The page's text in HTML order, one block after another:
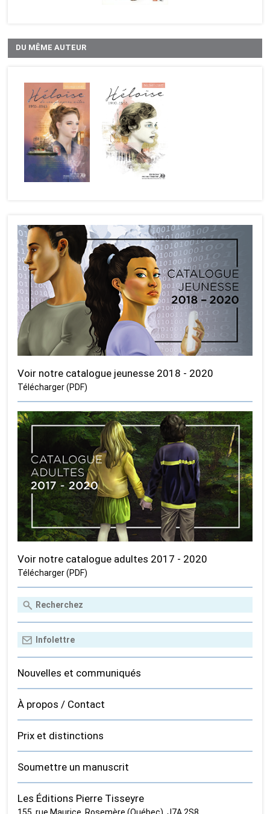
DU MÊME AUTEUR
Voir notre catalogue jeunesse 2018 - 2020
Télécharger (PDF)
Voir notre catalogue adultes 2017 - 2020
Télécharger (PDF)
Nouvelles et communiqués
À propos / Contact
Prix et distinctions
Soumettre un manuscrit
Les Éditions Pierre Tisseyre
155, rue Maurice, Rosemère (Québec) J7A 2S8